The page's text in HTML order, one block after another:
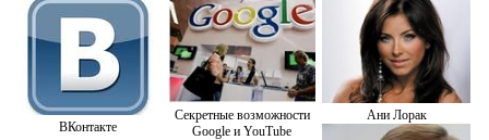
ВКонтакте
Секретные возможности
Google и YouTube
Ани Лорак